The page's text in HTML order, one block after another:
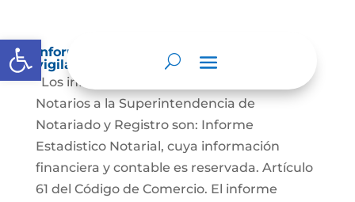
Abrir barra de herramientas
Informes a organismos de inspección,
vigilancia y control
“Los informes que presentan los Señores
Notarios a la Superintendencia de
Notariado y Registro son: Informe
Estadistico Notarial, cuya información
financiera y contable es reservada. Artículo
61 del Código de Comercio. El informe